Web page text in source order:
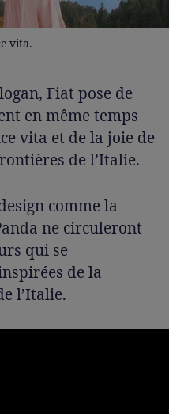
vita.
Fiat pose de
en même temps
vita et de la joie de
de l’Italie.
comme la
ne circuleront
qui se
de la
l’Italie.